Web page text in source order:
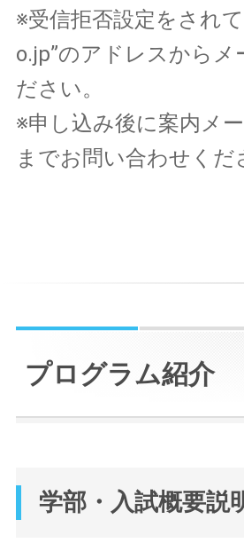
※受信拒否設定をされ
o.jp”のアドレスから
ださい。
※申し込み後に案内メ
までお問い合わせくだ
プログラム紹介
学部・入試概要説